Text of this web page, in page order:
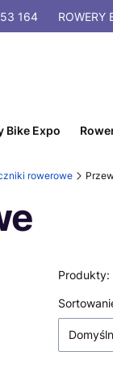
164 ROWERY
Bike Expo
rowerowe
Produkty:
Lista